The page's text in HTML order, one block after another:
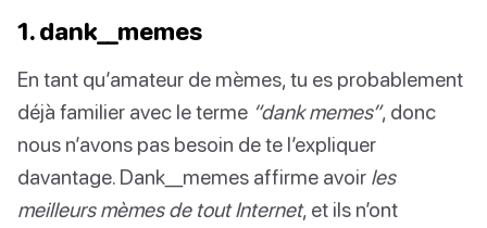
1. dank__memes
En tant qu’amateur de mèmes, tu es probablement
déjà familier avec le terme “dank memes”, donc
nous n’avons pas besoin de te l’expliquer
davantage. Dank__memes affirme avoir les
meilleurs mèmes de tout Internet, et ils n’ont